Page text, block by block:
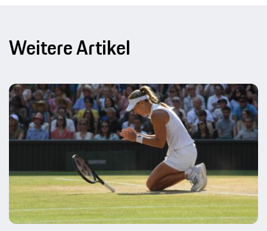
Weitere Artikel